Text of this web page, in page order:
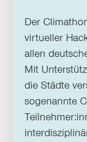
Der
virtueller
allen
Mit
die Städte
sogenannte